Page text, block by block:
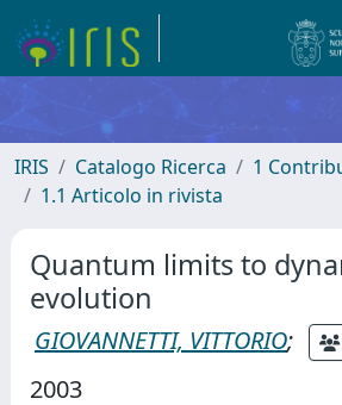
IRIS Catalogo Ricerca
1
1.1 Articolo in rivista
Quantum limits to
evolution
GIOVANNETTI, VITTORIO;
2003